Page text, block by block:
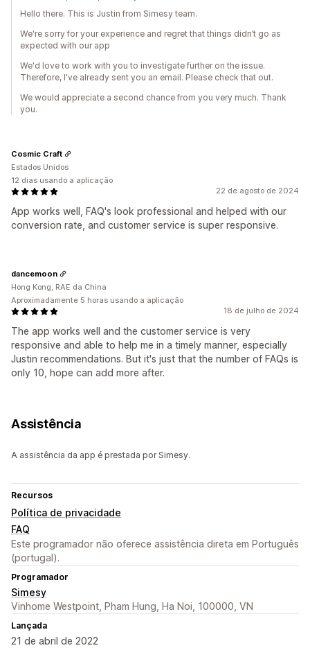
Hello there. This is Justin from Simesy team.
We're sorry for your experience and regret that things didn’t go as
expected with our app
We'd love to work with you to investigate further on the issue.
Therefore, I've already sent you an email. Please check that out.
We would appreciate a second chance from you very much. Thank
you.
22 de agosto de 2024
App works well, FAQ's look professional and helped with our
conversion rate, and customer service is super responsive.
Cosmic Craft
Estados Unidos
12 dias usando a aplicação
18 de julho de 2024
The app works well and the customer service is very
responsive and able to help me in a timely manner, especially
Justin recommendations. But it's just that the number of FAQs is
only 10, hope can add more after.
dancemoon
Hong Kong, RAE da China
Aproximadamente 5 horas usando a aplicação
Assistência
A assistência da app é prestada por Simesy.
Recursos
Política de privacidade
FAQ
Este programador não oferece assistência direta em Português
(portugal).
Programador
Simesy
Vinhome Westpoint, Pham Hung, Ha Noi, 100000, VN
Lançada
21 de abril de 2022